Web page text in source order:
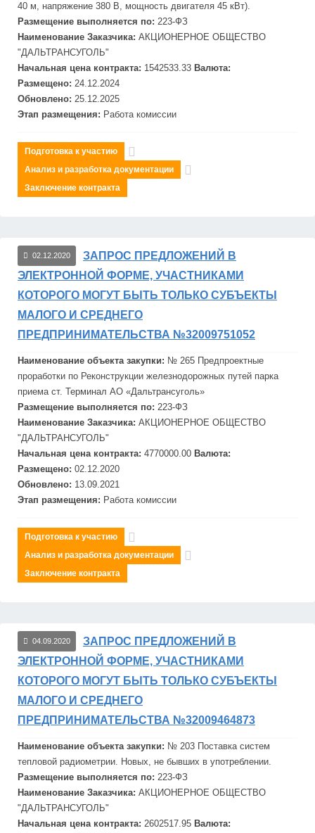
40 м, напряжение 380 В, мощность двигателя 45 кВт).
Размещение выполняется по: 223-ФЗ
Наименование Заказчика: АКЦИОНЕРНОЕ ОБЩЕСТВО
"ДАЛЬТРАНСУГОЛЬ"
Начальная цена контракта: 1542533.33 Валюта:
Размещено: 24.12.2024
Обновлено: 25.12.2025
Этап размещения: Работа комиссии
Подготовка к участию
Анализ и разработка документации
Заключение контракта
02.12.2020
ЗАПРОС ПРЕДЛОЖЕНИЙ В
ЭЛЕКТРОННОЙ ФОРМЕ, УЧАСТНИКАМИ
КОТОРОГО МОГУТ БЫТЬ ТОЛЬКО СУБЪЕКТЫ
МАЛОГО И СРЕДНЕГО
ПРЕДПРИНИМАТЕЛЬСТВА №32009751052
Наименование объекта закупки: № 265 Предпроектные
проработки по Реконструкции железнодорожных путей парка
приема ст. Терминал АО «Дальтрансуголь»
Размещение выполняется по: 223-ФЗ
Наименование Заказчика: АКЦИОНЕРНОЕ ОБЩЕСТВО
"ДАЛЬТРАНСУГОЛЬ"
Начальная цена контракта: 4770000.00 Валюта:
Размещено: 02.12.2020
Обновлено: 13.09.2021
Этап размещения: Работа комиссии
Подготовка к участию
Анализ и разработка документации
Заключение контракта
04.09.2020
ЗАПРОС ПРЕДЛОЖЕНИЙ В
ЭЛЕКТРОННОЙ ФОРМЕ, УЧАСТНИКАМИ
КОТОРОГО МОГУТ БЫТЬ ТОЛЬКО СУБЪЕКТЫ
МАЛОГО И СРЕДНЕГО
ПРЕДПРИНИМАТЕЛЬСТВА №32009464873
Наименование объекта закупки: № 203 Поставка систем
тепловой радиометрии. Новых, не бывших в употреблении.
Размещение выполняется по: 223-ФЗ
Наименование Заказчика: АКЦИОНЕРНОЕ ОБЩЕСТВО
"ДАЛЬТРАНСУГОЛЬ"
Начальная цена контракта: 2602517.95 Валюта: